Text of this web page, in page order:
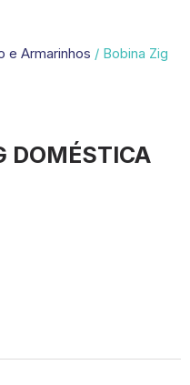
e Armarinhos / Bobina Zig
DOMÉSTICA